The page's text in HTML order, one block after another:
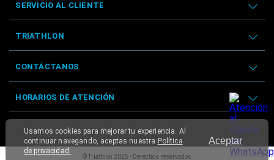
Aceptar
Usamos cookies para mejorar tu experiencia. Al
continuar navegando, aceptas nuestra Política
de privacidad.
SERVICIO AL CLIENTE
TRIATHLON
CONTÁCTANOS
HORARIOS DE ATENCIÓN
© Triathlon 2025 - Derechos reservados